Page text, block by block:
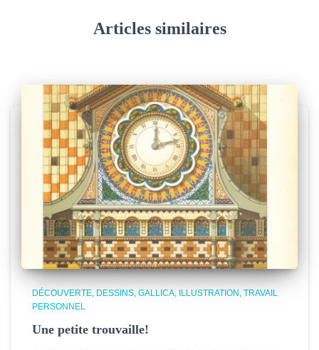
Articles similaires
DÉCOUVERTE DESSINS GALLICA ILLUSTRATION TRAVAIL
PERSONNEL
Une petite trouvaille!